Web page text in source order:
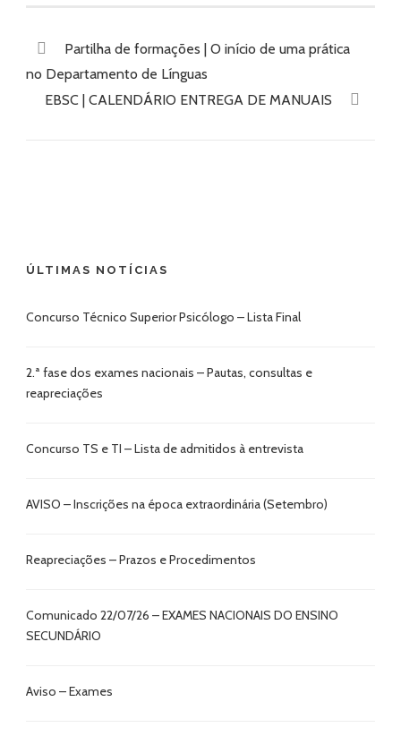
Partilha de formações | O início de uma prática
no Departamento de Línguas
EBSC | CALENDÁRIO ENTREGA DE MANUAIS
ÚLTIMAS NOTÍCIAS
Concurso Técnico Superior Psicólogo – Lista Final
2.ª fase dos exames nacionais – Pautas, consultas e
reapreciações
Concurso TS e TI – Lista de admitidos à entrevista
AVISO – Inscrições na época extraordinária (Setembro)
Reapreciações – Prazos e Procedimentos
Comunicado 22/07/26 – EXAMES NACIONAIS DO ENSINO
SECUNDÁRIO
Aviso – Exames